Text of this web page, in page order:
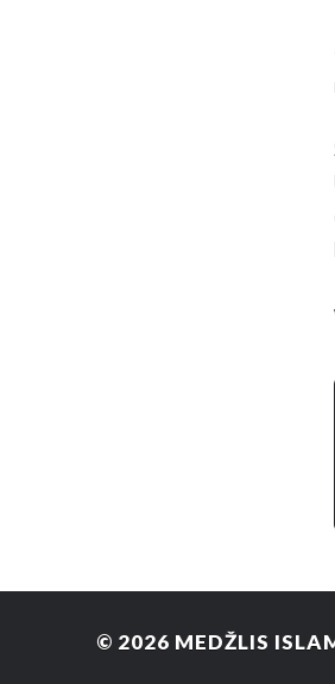
© 2026 MEDŽLIS